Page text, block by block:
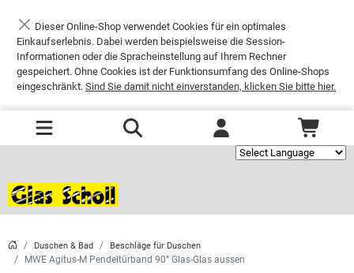
Schließen
Dieser Online-Shop verwendet Cookies für ein optimales
Einkaufserlebnis. Dabei werden beispielsweise die Session-
Informationen oder die Spracheinstellung auf Ihrem Rechner
gespeichert. Ohne Cookies ist der Funktionsumfang des Online-Shops
eingeschränkt. Sind Sie damit nicht einverstanden, klicken Sie bitte hier.
Duschen & Bad Beschläge für Duschen
MWE Agitus-M Pendeltürband 90° Glas-Glas aussen